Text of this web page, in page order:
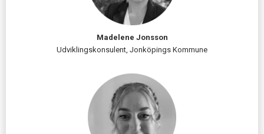
Madelene Jonsson
Udviklingskonsulent, Jonköpings Kommune